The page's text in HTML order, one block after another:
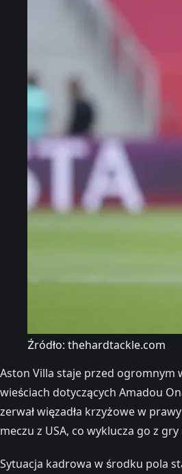
Źródło: thehardtackle.com
Aston Villa staje przed ogromnym
wieściach dotyczących Amadou
zerwał więzadła krzyżowe w
meczu z USA, co wyklucza go z gry
Sytuacja kadrowa w środku pola